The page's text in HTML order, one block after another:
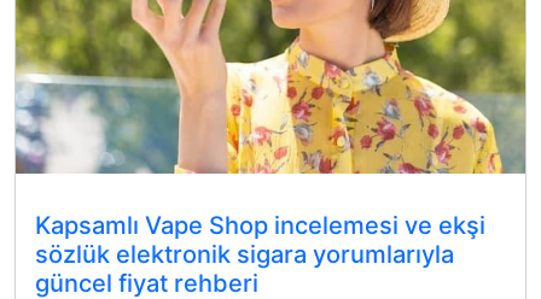
Kapsamlı Vape Shop incelemesi ve ekşi
sözlük elektronik sigara yorumlarıyla
güncel fiyat rehberi